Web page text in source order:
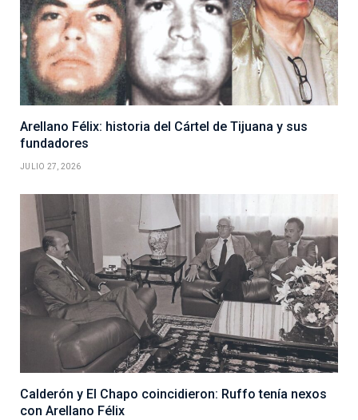
Arellano Félix: historia del Cártel de Tijuana y sus
fundadores
JULIO 27, 2026
Calderón y El Chapo coincidieron: Ruffo tenía nexos
con Arellano Félix